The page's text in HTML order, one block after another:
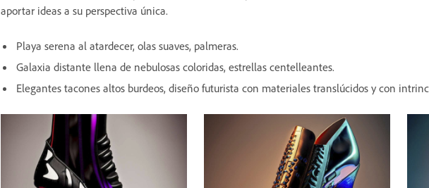
aportar ideas a su perspectiva única.
Playa serena al atardecer, olas suaves, palmeras.
Galaxia distante llena de nebulosas coloridas, estrellas centelleantes.
Elegantes tacones altos burdeos, diseño futurista con materiales translúcidos y con